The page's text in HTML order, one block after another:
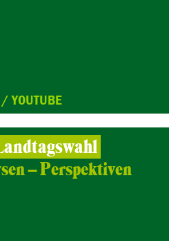
YOUTUBE
– Perspektiven